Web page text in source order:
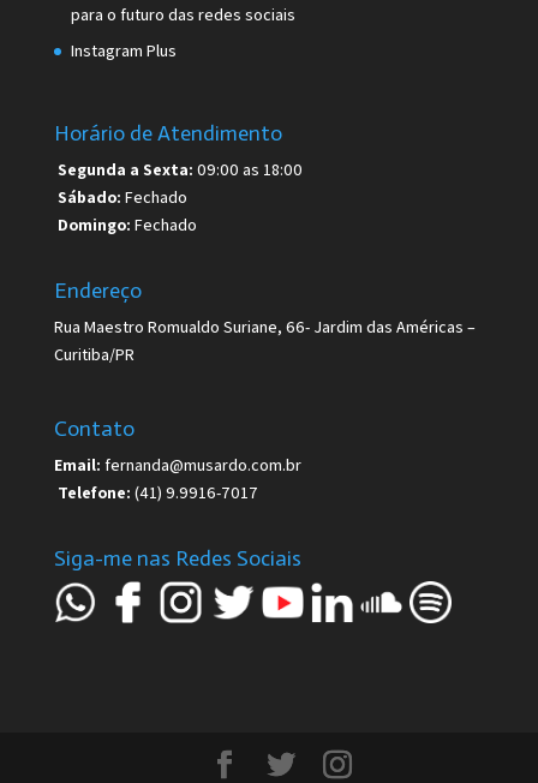
para o futuro das redes sociais
Instagram Plus
Horário de Atendimento
Segunda a Sexta: 09:00 as 18:00
Sábado: Fechado
Domingo: Fechado
Endereço
Rua Maestro Romualdo Suriane, 66- Jardim das Américas –
Curitiba/PR
Contato
Email: fernanda@musardo.com.br
Telefone: (41) 9.9916-7017
Siga-me nas Redes Sociais